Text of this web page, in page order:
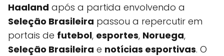
Haaland após a partida envolvendo a
Seleção Brasileira passou a repercutir em
portais de futebol, esportes, Noruega,
Seleção Brasileira e notícias esportivas. O